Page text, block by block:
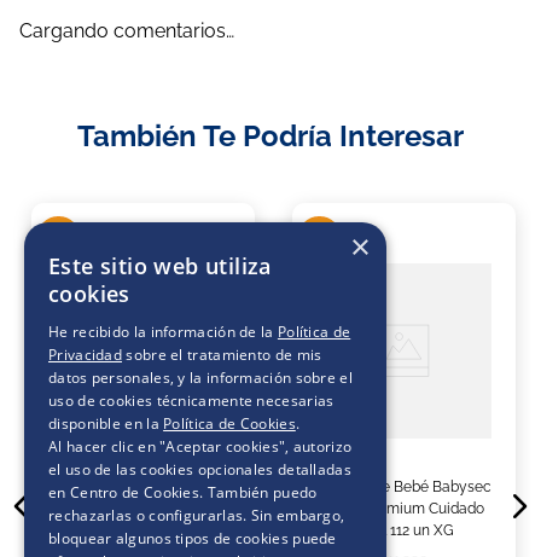
Cargando comentarios…
También Te Podría Interesar
Pañales de Bebé Babysec
Super Premium Cuidado
Total 112 un XXG
Pañales de Bebé Babysec
Super Premium Cuidado
Total 112 un XG
×
Este sitio web utiliza
cookies
He recibido la información de la Política de
Privacidadsobre el tratamiento de mis
datos personales, y la información sobre el
uso de cookies técnicamente necesarias
disponible en la Política de Cookies.
Al hacer clic en "Aceptar cookies", autorizo
el uso de las cookies opcionales detalladas
en Centro de Cookies. También puedo
rechazarlas o configurarlas. Sin embargo,
bloquear algunos tipos de cookies puede